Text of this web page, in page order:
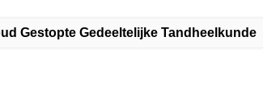
Gestopte Gedeeltelijke Tandheelkunde